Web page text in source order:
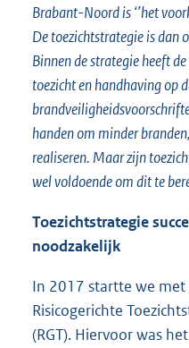
Brabant-Noord is ‘’het
De toezichtstrategie is dan
Binnen de strategie heeft
toezicht en handhaving op
handen om minder
realiseren. Maar zijn
wel voldoende om dit te
Toezichtstrategie
noodzakelijk
In 2017 startte we met
Risicogerichte
(RGT). Hiervoor was